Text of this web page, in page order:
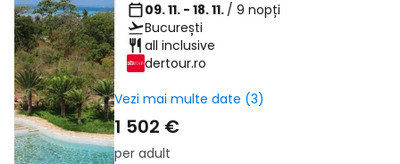
09. 11. - 18. 11. / 9 nopți
București
all inclusive
dertour.ro
Vezi mai multe date (3)
1 502 €
per adult